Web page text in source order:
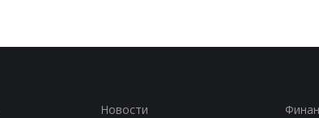
Новости